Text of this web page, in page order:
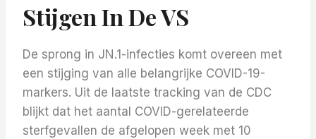
Stijgen In De VS
De sprong in JN.1-infecties komt overeen met
een stijging van alle belangrijke COVID-19-
markers. Uit de laatste tracking van de CDC
blijkt dat het aantal COVID-gerelateerde
sterfgevallen de afgelopen week met 10